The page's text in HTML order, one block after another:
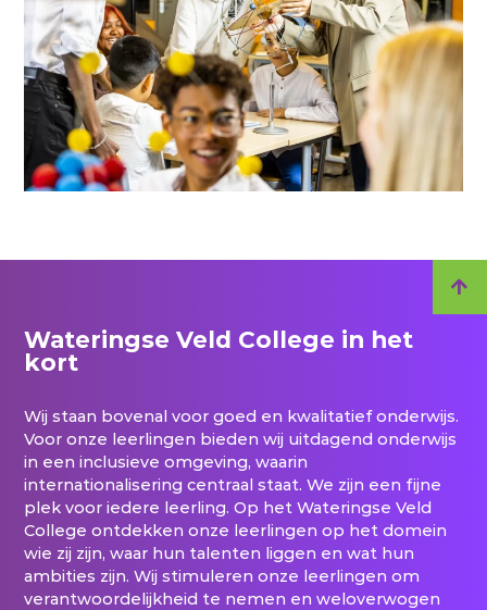
Wateringse Veld College in het
kort
Wij staan bovenal voor goed en kwalitatief onderwijs.
Voor onze leerlingen bieden wij uitdagend onderwijs
in een inclusieve omgeving, waarin
internationalisering centraal staat. We zijn een fijne
plek voor iedere leerling. Op het Wateringse Veld
College ontdekken onze leerlingen op het domein
wie zij zijn, waar hun talenten liggen en wat hun
ambities zijn. Wij stimuleren onze leerlingen om
verantwoordelijkheid te nemen en weloverwogen